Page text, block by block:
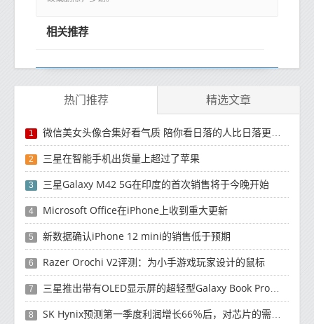
相关推荐
热门推荐 精选文章
1 微信美女头像合集好看气质 陪你看日落的人比日落更浪漫
2 三星在智能手机出货量上超过了苹果
3 三星Galaxy M42 5G在印度的首次销售将于今晚开始
4 Microsoft Office在iPhone上收到重大更新
5 新数据确认iPhone 12 mini的销售低于预期
6 Razer Orochi V2评测：为小手游戏玩家设计的鼠标
7 三星推出带有OLED显示屏的超轻型Galaxy Book Pro和Galaxy Book Pro 360笔记本电脑
8 SK Hynix预测第一季度利润增长66％后，对芯片的需求将增强